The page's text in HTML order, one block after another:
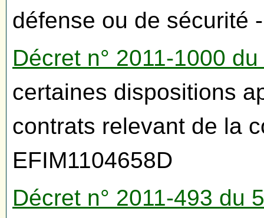
défense ou de sécurité
Décret n° 2011-1000
certaines dispositions
contrats relevant de la
EFIM1104658D
Décret n° 2011-493 du